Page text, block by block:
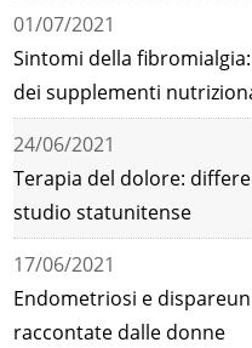
01/07/2021
Sintomi della
dei supplementi
24/06/2021
Terapia del dolore:
studio statunitense
17/06/2021
Endometriosi e
raccontate dalle donne